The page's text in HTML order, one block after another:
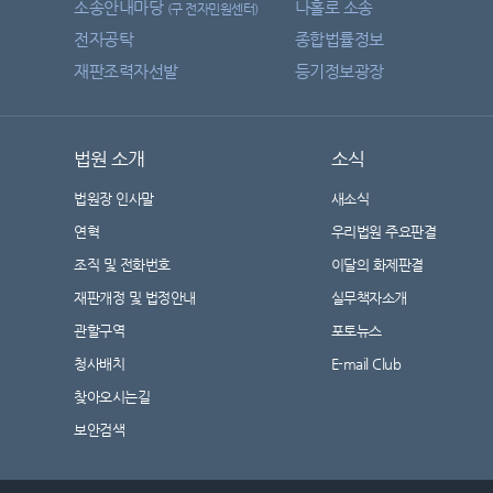
소송안내마당 (구 전자민원센터) 나홀로 소송
전자공탁
종합법률정보
재판조력자선발
등기정보광장
법원 소개
법원장 인사말
연혁
조직 및 전화번호
재판개정 및 법정안내
관할구역
청사배치
찾아오시는길
보안검색
소식
새소식
우리법원 주요판결
이달의 화제판결
실무책자소개
포토뉴스
E-mail Club